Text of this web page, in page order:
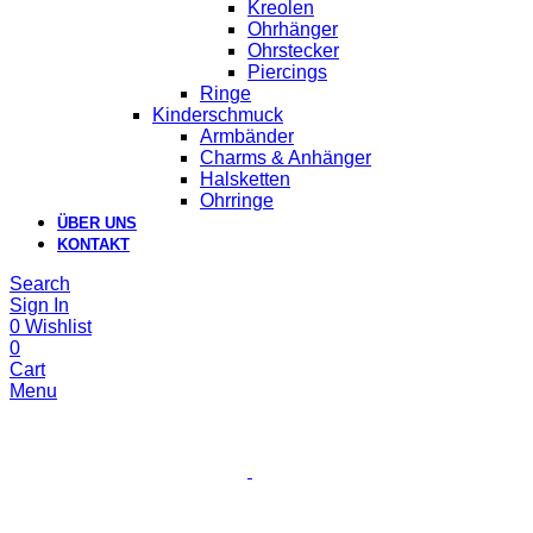
Kreolen
Ohrhänger
Ohrstecker
Piercings
Ringe
Kinderschmuck
Armbänder
Charms & Anhänger
Halsketten
Ohrringe
ÜBER UNS
KONTAKT
Search
Sign In
0 Wishlist
0
Cart
Menu